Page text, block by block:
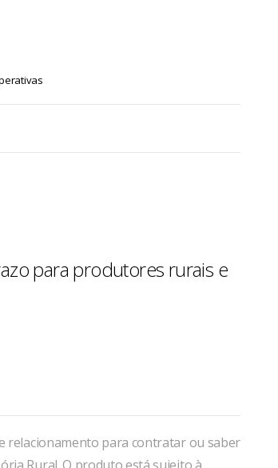
para produtores rurais e
relacionamento para contratar ou saber